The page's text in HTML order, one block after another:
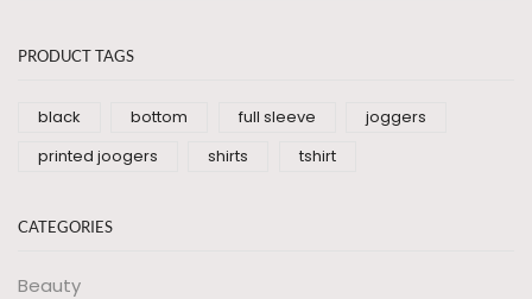
PRODUCT TAGS
black bottom full sleeve
joggers
printed joogers
shirts tshirt
CATEGORIES
Beauty